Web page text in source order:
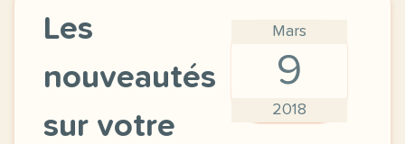
Mars
9
2018
Les
nouveautés
sur votre